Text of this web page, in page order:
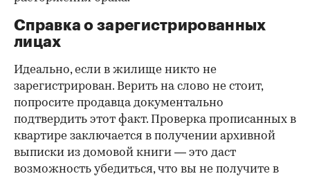
Справка о зарегистрированных
лицах
Идеально, если в жилище никто не
зарегистрирован. Верить на слово не стоит,
попросите продавца документально
подтвердить этот факт. Проверка прописанных в
квартире заключается в получении архивной
выписки из домовой книги — это даст
возможность убедиться, что вы не получите в